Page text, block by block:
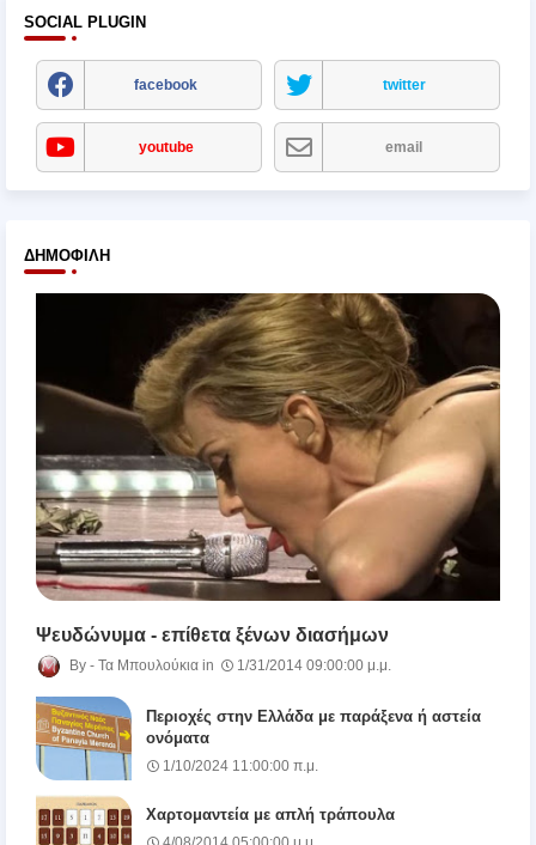
SOCIAL PLUGIN
facebook twitter
youtube email
ΔΗΜΟΦΙΛΉ
Ψευδώνυμα - επίθετα ξένων διασήμων
Τα Μπουλούκια 1/31/2014 09:00:00 μ.μ.
Περιοχές στην Ελλάδα με παράξενα ή αστεία
ονόματα
1/10/2024 11:00:00 π.μ.
Χαρτομαντεία με απλή τράπουλα